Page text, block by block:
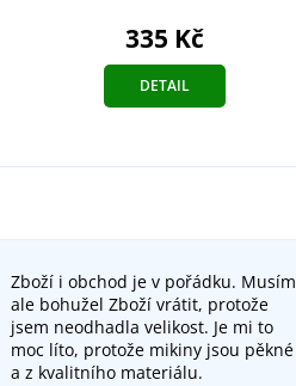
335 Kč
DETAIL
Zboží i obchod je v pořádku. Musím
ale bohužel Zboží vrátit, protože
jsem neodhadla velikost. Je mi to
moc líto, protože mikiny jsou pěkné
a z kvalitního materiálu.